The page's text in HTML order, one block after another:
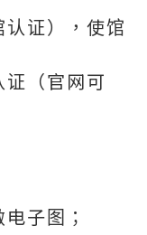
证），使馆
（官网可
子图；